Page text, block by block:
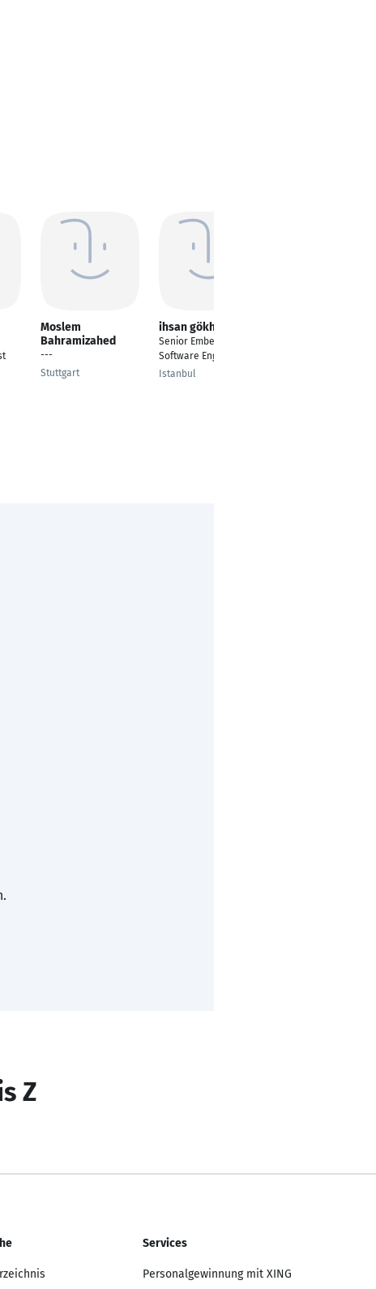
Moslem
Bahramizahed
---
Stuttgart
ihsan gökhun önel
Senior Embedded
Software Engineer
Istanbul
Z
Services
Personalgewinnung mit XING